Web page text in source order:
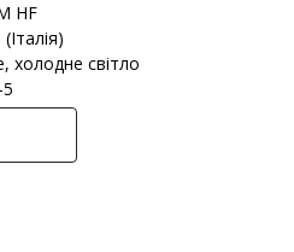
HF
холодне світло